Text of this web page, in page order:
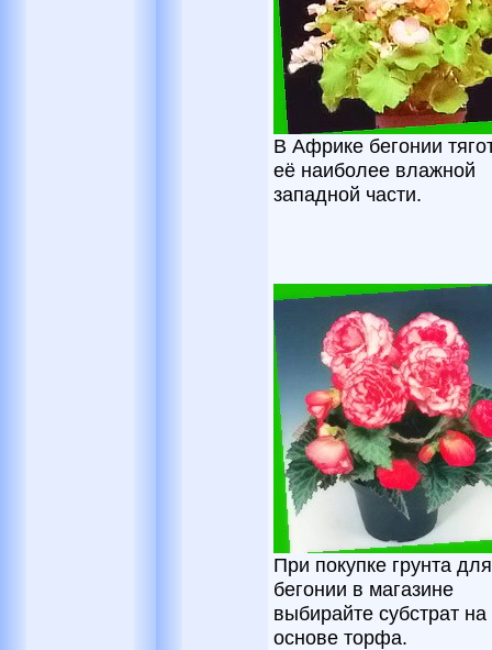
В Африке бегонии
её наиболее влажной
западной части.
При покупке грунта для
бегонии в магазине
выбирайте субстрат на
основе торфа.